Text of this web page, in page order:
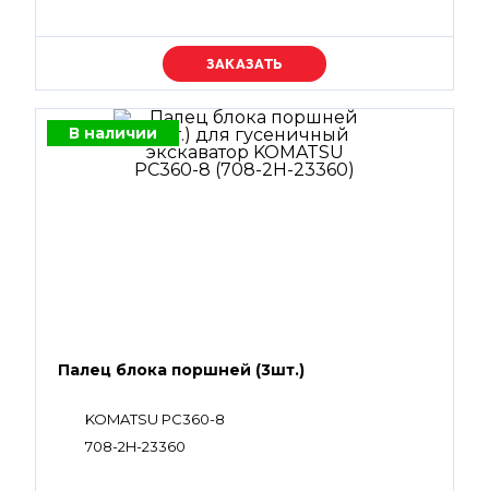
Уточняйте цену
В наличии
Палец блока поршней (3шт.)
KOMATSU PC360-8
708-2H-23360